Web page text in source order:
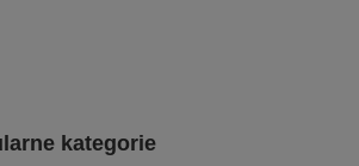
kategorie